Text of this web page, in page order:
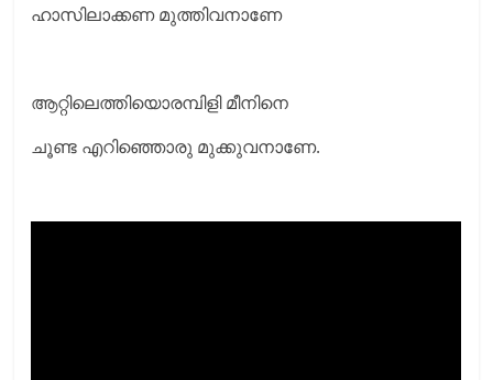
ഹാസിലാക്കണ മുത്തിവനാണേ
ആറ്റിലെത്തിയൊരമ്പിളി മീനിനെ
ചൂണ്ട എറിഞ്ഞൊരു മുക്കുവനാണേ.